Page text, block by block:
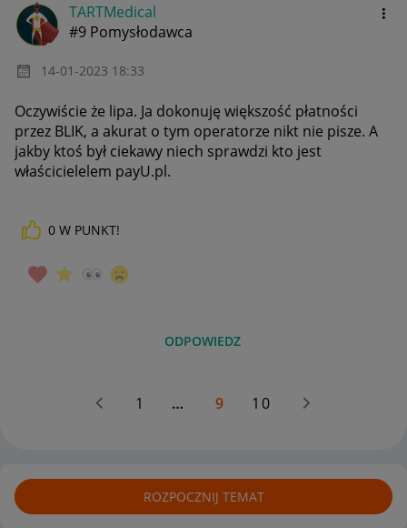
TARTMedical
#9 Pomysłodawca
‎14-01-2023 18:33
Oczywiście że lipa. Ja dokonuję większość płatności
przez BLIK, a akurat o tym operatorze nikt nie pisze. A
jakby ktoś był ciekawy niech sprawdzi kto jest
właścicielelem payU.pl.
0 W PUNKT!
ODPOWIEDZ
1 … 9 10
ROZPOCZNIJ TEMAT